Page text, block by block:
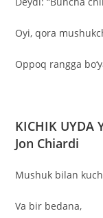
Oyi, qora
Oppoq rangga
KICHIK UYDA
Jon Chiardi
Mushuk bilan
Va bir bedana,